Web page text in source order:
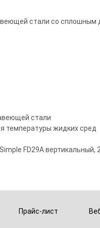
стали со сплошным
стали
температуры жидких сред
FD29A
Прайс-лист